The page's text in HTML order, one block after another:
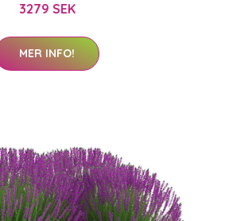
3279 SEK
MER INFO!